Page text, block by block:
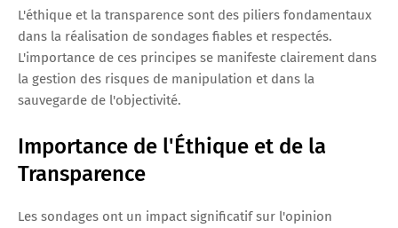
L'éthique et la transparence sont des piliers fondamentaux
dans la réalisation de sondages fiables et respectés.
L'importance de ces principes se manifeste clairement dans
la gestion des risques de manipulation et dans la
sauvegarde de l'objectivité.
Importance de l'Éthique et de la
Transparence
Les sondages ont un impact significatif sur l'opinion